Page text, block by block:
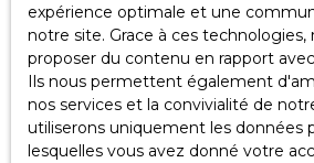
expérience optimale et une
notre site. Grace à ces technologies,
proposer du contenu en rapport
Ils nous permettent également
nos services et la convivialité de
utiliserons uniquement les données
lesquelles vous avez donné votre